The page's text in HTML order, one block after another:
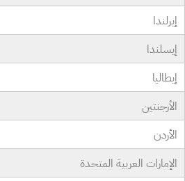
إيرلندا
إيسلندا
إيطاليا
الأرجنتين
الأردن
الإمارات العربية المتحدة